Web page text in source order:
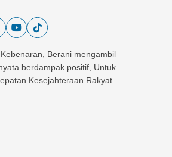
Berani mengambil
berdampak positif, Untuk
Kesejahteraan Rakyat.